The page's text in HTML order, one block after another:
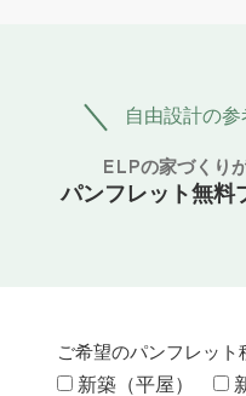
自由設計の参
ELPの家づくり
パンフレット無料
ご希望のパンフレット
新築（平屋）